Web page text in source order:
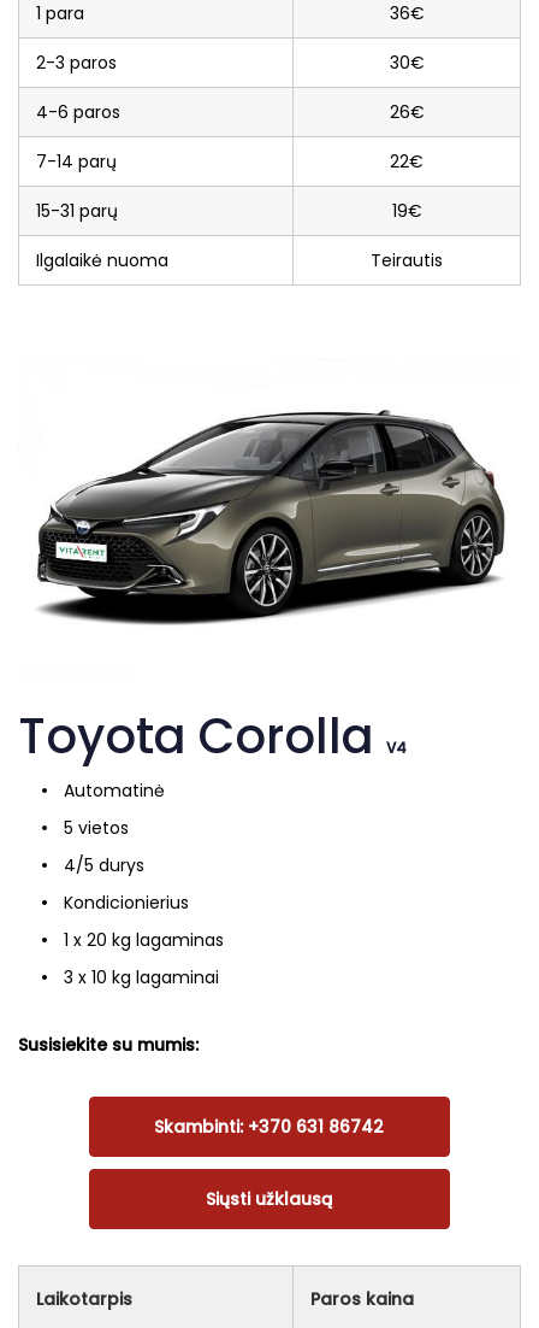
1 para 36€
2-3 paros 30€
4-6 paros 26€
7-14 parų 22€
15-31 parų 19€
Ilgalaikė nuoma Teirautis
Toyota Corolla V4
Automatinė
5 vietos
4/5 durys
Kondicionierius
1 x 20 kg lagaminas
3 x 10 kg lagaminai
Susisiekite su mumis:
Skambinti: +370 631 86742
Siųsti užklausą
Laikotarpis Paros kaina